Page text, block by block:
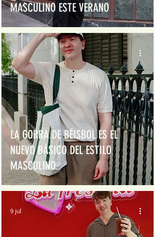
MASCULINO ESTE VERANO
LA GORRA DE BÉISBOL ES EL
NUEVO BÁSICO DEL ESTILO
MASCULINO
16 jul
9 jul